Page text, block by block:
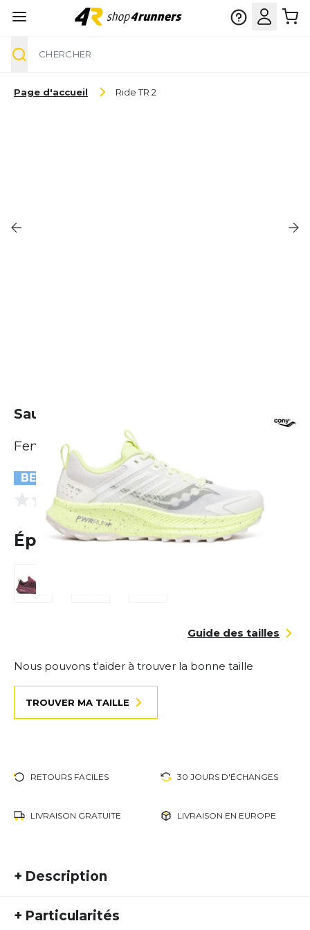
Page d'accueil Ride TR 2
Saucony Ride TR 2
Femme
BESTSELLER
0.0 (0 Avis)
Épuisé
Guide des tailles
Nous pouvons t'aider à trouver la bonne taille
TROUVER MA TAILLE
RETOURS FACILES 30 JOURS D'ÉCHANGES
LIVRAISON GRATUITE LIVRAISON EN EUROPE
+ Description
Que ce soit sur la route ou sur le trail. Grâce à
+ Particularités